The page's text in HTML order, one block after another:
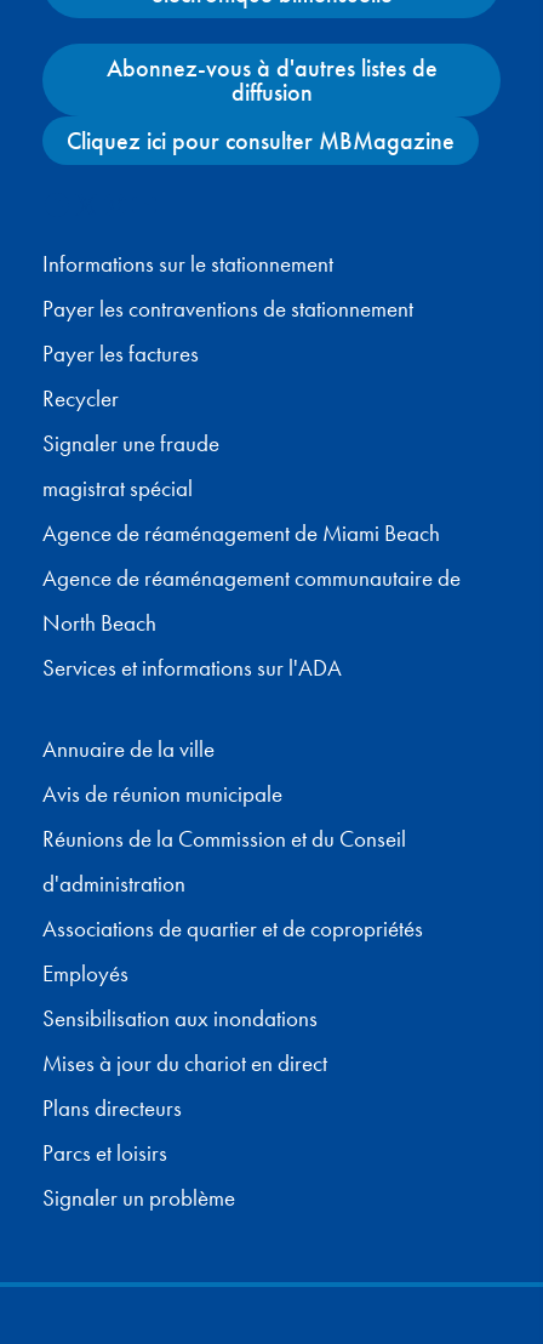
Abonnez-vous à d'autres listes de
diffusion
Cliquez ici pour consulter MBMagazine
Informations sur le stationnement
Payer les contraventions de stationnement
Payer les factures
Recycler
Signaler une fraude
magistrat spécial
Agence de réaménagement de Miami Beach
Agence de réaménagement communautaire de
North Beach
Services et informations sur l'ADA
Annuaire de la ville
Avis de réunion municipale
Réunions de la Commission et du Conseil
d'administration
Associations de quartier et de copropriétés
Employés
Sensibilisation aux inondations
Mises à jour du chariot en direct
Plans directeurs
Parcs et loisirs
Signaler un problème